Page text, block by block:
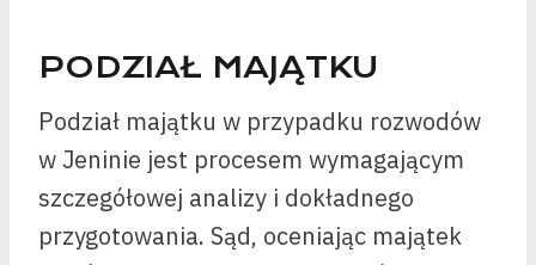
PODZIAŁ MAJĄTKU
Podział majątku w przypadku rozwodów
w Jeninie jest procesem wymagającym
szczegółowej analizy i dokładnego
przygotowania. Sąd, oceniając majątek